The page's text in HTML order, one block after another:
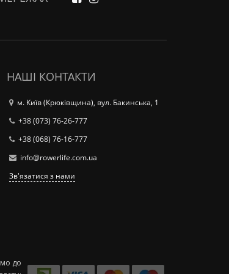
НАШІ КОНТАКТИ
м. Київ (Крюківщина), вул. Бакинська, 1
+38 (073) 76-26-777
+38 (068) 76-16-777
info@rowerlife.com.ua
Зв'язатися з нами
до